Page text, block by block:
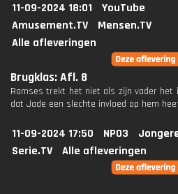
11-09-2024 18:01
YouTube
Amusement.TV
Mensen.TV
Alle afleveringen
Brugklas: Afl. 8
Ramses trekt het niet als zijn vader het
dat Jade een slechte invloed op hem
11-09-2024 17:50 NPO3
Serie.TV
Alle afleveringen